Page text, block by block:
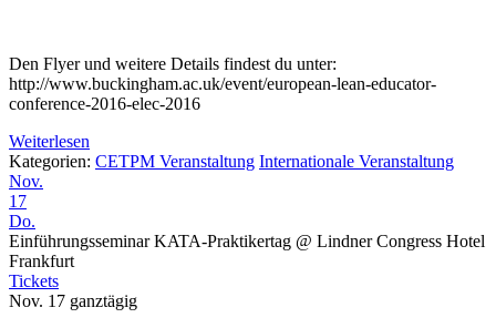
Den Flyer und weitere Details findest du unter:
http://www.buckingham.ac.uk/event/european-lean-educator-
conference-2016-elec-2016
Weiterlesen
Kategorien: CETPM Veranstaltung Internationale Veranstaltung
Nov.
17
Do.
Einführungsseminar KATA-Praktikertag @ Lindner Congress Hotel
Frankfurt
Tickets
Nov. 17 ganztägig